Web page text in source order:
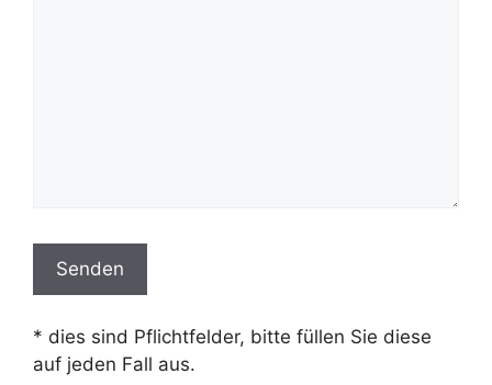
* dies sind Pflichtfelder, bitte füllen Sie diese
auf jeden Fall aus.